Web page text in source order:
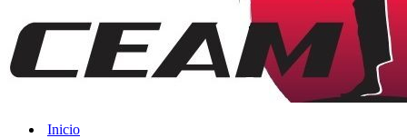
Inicio